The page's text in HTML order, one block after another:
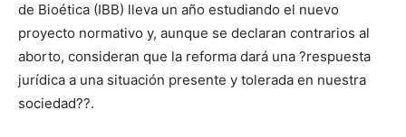
de Bioética (IBB) lleva un año estudiando el nuevo
proyecto normativo y, aunque se declaran contrarios al
aborto, consideran que la reforma dará una ?respuesta
jurídica a una situación presente y tolerada en nuestra
sociedad??.